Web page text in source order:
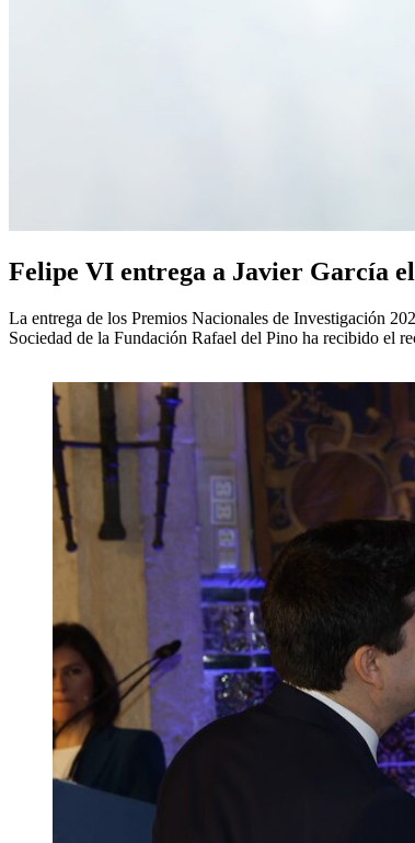
Felipe VI entrega a Javier García
La entrega de los Premios Nacionales de Investigación
Sociedad de la Fundación Rafael del Pino ha recibido el